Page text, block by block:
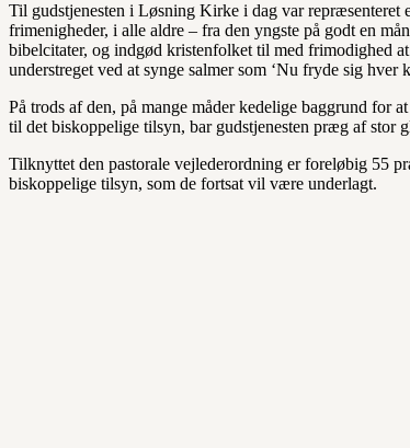
Til gudstjenesten i Løsning Kirke i dag var
frimenigheder, i alle aldre – fra den yngste på godt en
bibelcitater, og indgød kristenfolket til med frimodighed
understreget ved at synge salmer som ‘Nu fryde sig hver
På trods af den, på mange måder kedelige baggrund for
til det biskoppelige tilsyn, bar gudstjenesten præg af
Tilknyttet den pastorale vejlederordning er foreløbig 55
biskoppelige tilsyn, som de fortsat vil være underlagt.